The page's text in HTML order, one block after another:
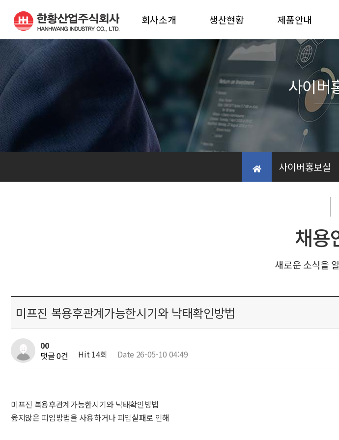
회사소개
진해공장 조직도
밀양공장 조직도
오시는 길
생산현황
생산능력
생산재질
제품안내
자동차
중장비
농기계부품
후란
가공
사이버홍보실
사이버
채용
새로운 소식을
미프진 복용후관계가능한시기와 낙태확인방법
00
댓글 0건
Hit 14회 Date 26-05-10 04:49
미프진 복용후관계가능한시기와 낙태확인방법
옳지않은 피임방법을 사용하거나 피임실패로 인해